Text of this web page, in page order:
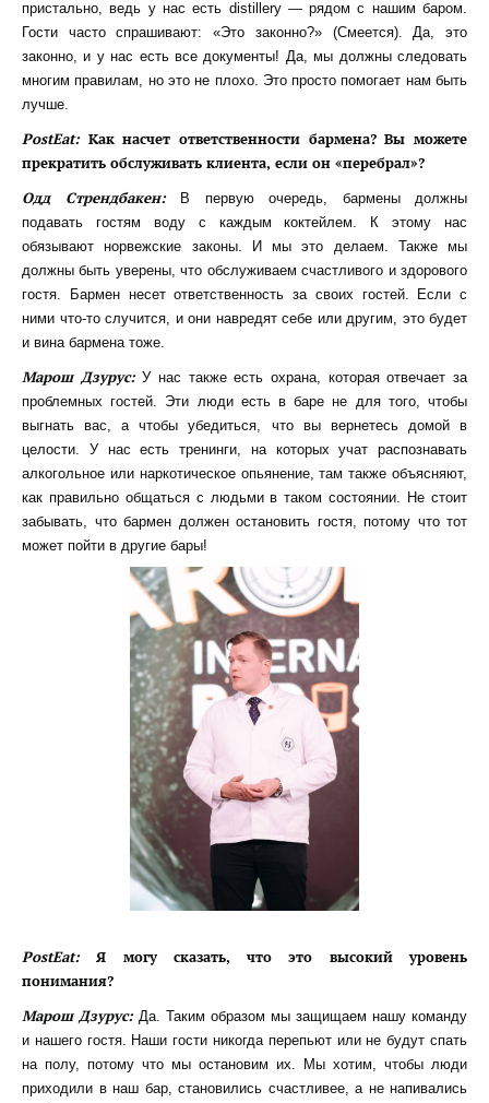
пристально, ведь у нас есть distillery — рядом с нашим баром.
Гости часто спрашивают: «Это законно?» (Смеется). Да, это
законно, и у нас есть все документы! Да, мы должны следовать
многим правилам, но это не плохо. Это просто помогает нам быть
лучше.
PostEat: Как насчет ответственности бармена? Вы можете
прекратить обслуживать клиента, если он «перебрал»?
Одд Стрендбакен:
В первую очередь, бармены должны
подавать гостям воду с каждым коктейлем. К этому нас
обязывают норвежские законы. И мы это делаем. Также мы
должны быть уверены, что обслуживаем счастливого и здорового
гостя. Бармен несет ответственность за своих гостей. Если с
ними что-то случится, и они навредят себе или другим, это будет
и вина бармена тоже.
Марош Дзурус:У нас также есть охрана, которая отвечает за
проблемных гостей. Эти люди есть в баре не для того, чтобы
выгнать вас, а чтобы убедиться, что вы вернетесь домой в
целости. У нас есть тренинги, на которых учат распознавать
алкогольное или наркотическое опьянение, там также объясняют,
как правильно общаться с людьми в таком состоянии. Не стоит
забывать, что бармен должен остановить гостя, потому что тот
может пойти в другие бары!
PostEat: Я могу сказать, что это высокий уровень
понимания?
Марош Дзурус: Да. Таким образом мы защищаем нашу команду
и нашего гостя. Наши гости никогда перепьют или не будут спать
на полу, потому что мы остановим их. Мы хотим, чтобы люди
приходили в наш бар, становились счастливее, а не напивались